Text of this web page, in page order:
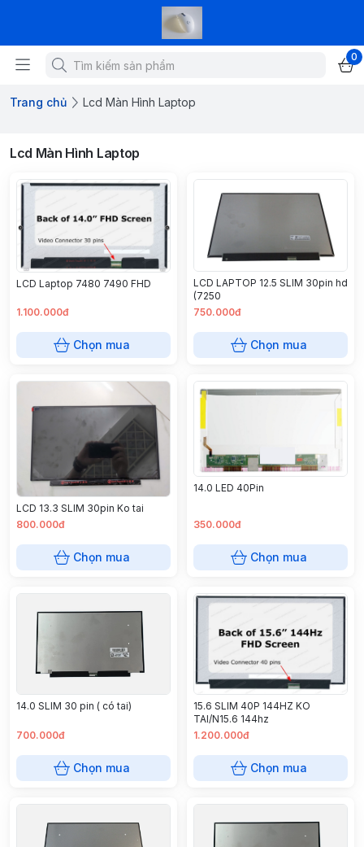
0
Trang chủ Lcd Màn Hình Laptop
Lcd Màn Hình Laptop
LCD Laptop 7480 7490 FHD
1.100.000đ
Chọn mua
LCD LAPTOP 12.5 SLIM 30pin hd
(7250
750.000đ
Chọn mua
LCD 13.3 SLIM 30pin Ko tai
800.000đ
Chọn mua
14.0 LED 40Pin
350.000đ
Chọn mua
14.0 SLIM 30 pin ( có tai)
700.000đ
Chọn mua
15.6 SLIM 40P 144HZ KO
TAI/N15.6 144hz
1.200.000đ
Chọn mua